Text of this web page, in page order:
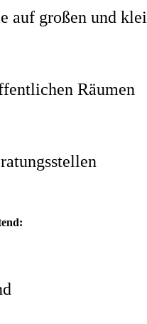
auf großen und
Räumen